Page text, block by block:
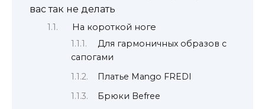
вас так не делать
На короткой ноге
Для гармоничных образов с
сапогами
Платье Mango FREDI
Брюки Befree